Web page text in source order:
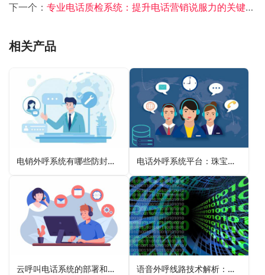
下一个： 专业电话质检系统：提升电话营销说服力的关键利器
相关产品
电销外呼系统有哪些防封号措施？ 电话外呼系统平台：珠宝行业的璀璨新助力
云呼叫电话系统的部署和安装解析 语音外呼线路技术解析：构建高效企业通信系统的策略